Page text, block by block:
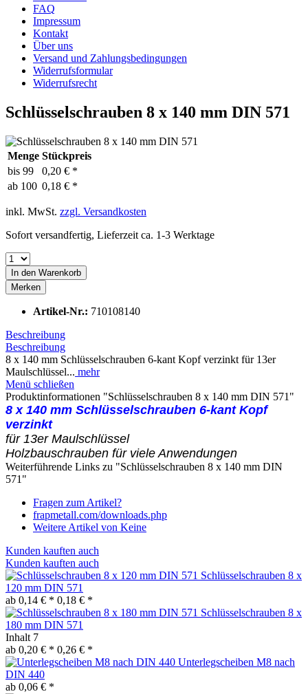
FAQ
Impressum
Kontakt
Über uns
Versand und Zahlungsbedingungen
Widerrufsformular
Widerrufsrecht
Schlüsselschrauben 8 x 140 mm DIN 571
Menge Stückpreis
bis 99
0,20 € *
ab 100 0,18 € *
inkl. MwSt. zzgl. Versandkosten
Sofort versandfertig, Lieferzeit ca. 1-3 Werktage
In den Warenkorb
Merken
Artikel-Nr.: 710108140
Beschreibung
Beschreibung
8 x 140 mm Schlüsselschrauben 6-kant Kopf verzinkt für 13er
Maulschlüssel... mehr
Menü schließen
Produktinformationen "Schlüsselschrauben 8 x 140 mm DIN 571"
8 x 140 mm Schlüsselschrauben 6-kant Kopf
verzinkt
für 13er Maulschlüssel
Holzbauschrauben für viele Anwendungen
Weiterführende Links zu "Schlüsselschrauben 8 x 140 mm DIN
571"
Fragen zum Artikel?
frapmetall.com/downloads.php
Weitere Artikel von Keine
Kunden kauften auch
Kunden kauften auch
Schlüsselschrauben 8 x
120 mm DIN 571
ab 0,14 € * 0,18 € *
Schlüsselschrauben 8 x
180 mm DIN 571
Inhalt 7
ab 0,20 € * 0,26 € *
Unterlegscheiben M8 nach
DIN 440
ab 0,06 € *